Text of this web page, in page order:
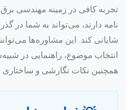
تجربه کافی در زمینه مهندسی
نامه دارند، می‌تواند به شما در
شایانی کند. این مشاوره‌ها
انتخاب موضوع، راهنمایی در
همچنین نکات نگارشی و ساختاری